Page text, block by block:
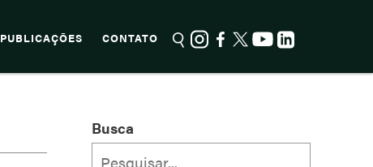
PUBLICAÇÕES CONTATO
Busca